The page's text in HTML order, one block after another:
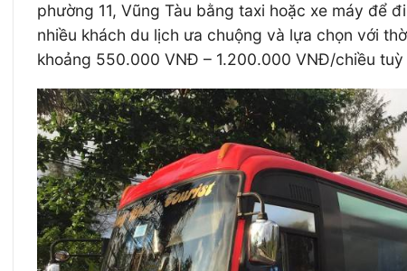
phường 11, Vũng Tàu bằng taxi hoặc xe máy để
nhiều khách du lịch ưa chuộng và lựa chọn với
khoảng 550.000 VNĐ – 1.200.000 VNĐ/chiều